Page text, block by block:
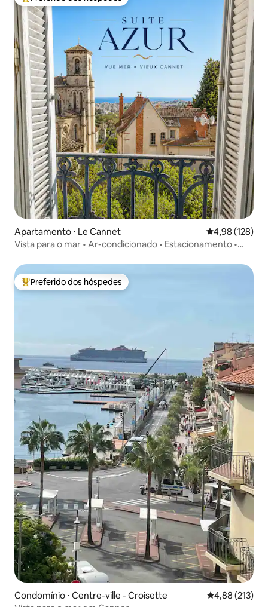
Entre os melhores preferidos dos hóspedes
Apartamento ⋅ Le Cannet 4,98 de uma
4,98 (128)
Vista para o mar • Ar-condicionado • Estacionamento •
Entre os melhores preferidos dos hóspedes
Preferido dos hóspedes
Condomínio ⋅ Centre-ville - Croisette 4,88 de uma
4,88 (213)